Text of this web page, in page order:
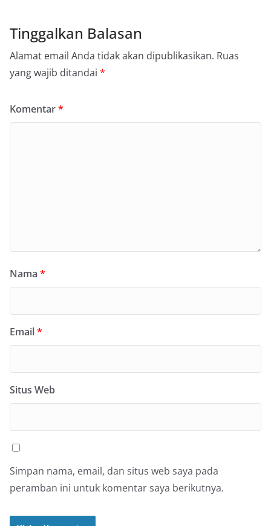
Tinggalkan Balasan
Alamat email Anda tidak akan dipublikasikan. Ruas
yang wajib ditandai *
Komentar*
Nama *
Email*
Situs Web
Simpan nama, email, dan situs web saya pada
peramban ini untuk komentar saya berikutnya.